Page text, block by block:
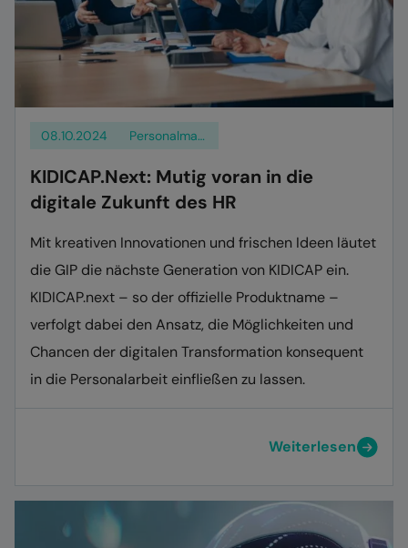
08.10.2024 Personalmanagement
KIDICAP.Next: Mutig voran in die
digitale Zukunft des HR
Mit kreativen Innovationen und frischen Ideen läutet
die GIP die nächste Generation von KIDICAP ein.
KIDICAP.next – so der offizielle Produktname –
verfolgt dabei den Ansatz, die Möglichkeiten und
Chancen der digitalen Transformation konsequent
in die Personalarbeit einfließen zu lassen.
Weiterlesen